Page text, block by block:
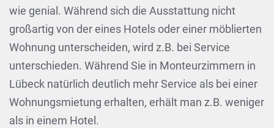
wie genial. Während sich die Ausstattung nicht
großartig von der eines Hotels oder einer möblierten
Wohnung unterscheiden, wird z.B. bei Service
unterschieden. Während Sie in Monteurzimmern in
Lübeck natürlich deutlich mehr Service als bei einer
Wohnungsmietung erhalten, erhält man z.B. weniger
als in einem Hotel.